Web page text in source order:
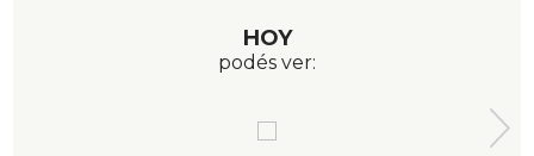
HOY
podés ver: